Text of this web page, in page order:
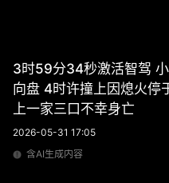
3时59分34秒激活智驾
向盘 4时许撞上因熄火停
上一家三口不幸身亡
2026-05-31 17:05
含AI生成内容